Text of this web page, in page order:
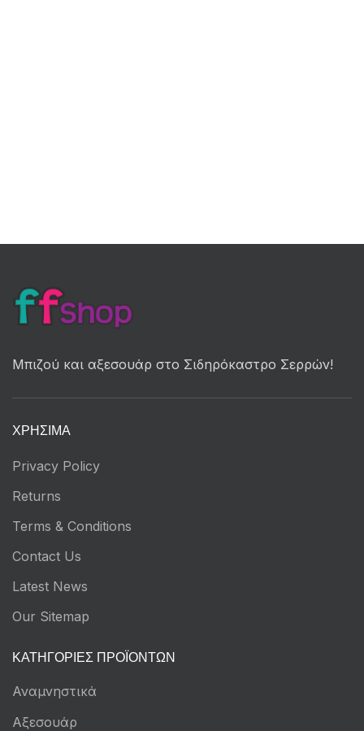
Μπιζού και αξεσουάρ στο Σιδηρόκαστρο Σερρών!
ΧΡΉΣΙΜΑ
Privacy Policy
Returns
Terms & Conditions
Contact Us
Latest News
Our Sitemap
ΚΑΤΗΓΟΡΊΕΣ ΠΡΟΪΌΝΤΩΝ
Αναμνηστικά
Αξεσουάρ